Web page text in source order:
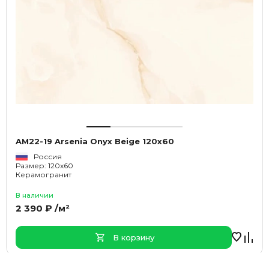
AM22-19 Arsenia Onyx Beige 120х60
Россия
Размер: 120x60
Керамогранит
В наличии
2 390 ₽ /м²
В корзину